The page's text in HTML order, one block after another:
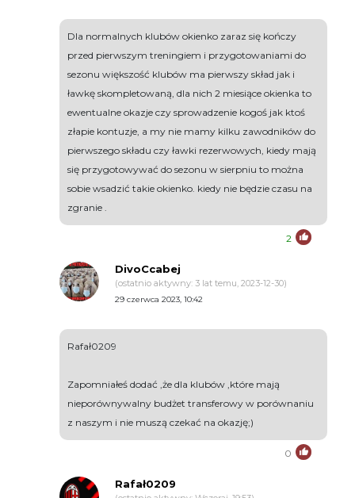
Dla normalnych klubów okienko zaraz się kończy
przed pierwszym treningiem i przygotowaniami do
sezonu większość klubów ma pierwszy skład jak i
ławkę skompletowaną, dla nich 2 miesiące okienka to
ewentualne okazje czy sprowadzenie kogoś jak ktoś
złapie kontuzje, a my nie mamy kilku zawodników do
pierwszego składu czy ławki rezerwowych, kiedy mają
się przygotowywać do sezonu w sierpniu to można
sobie wsadzić takie okienko. kiedy nie będzie czasu na
zgranie .
2
DivoCcabej
(ostatnio aktywny: 3 lat temu, 2023-12-30)
29 czerwca 2023, 10:42
Rafał0209
Zapomniałeś dodać ,że dla klubów ,które mają
nieporównywalny budżet transferowy w porównaniu
z naszym i nie muszą czekać na okazję;)
0
Rafał0209